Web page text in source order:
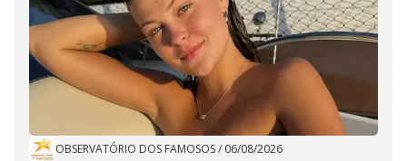
OBSERVATÓRIO DOS FAMOSOS/ 06/08/2026